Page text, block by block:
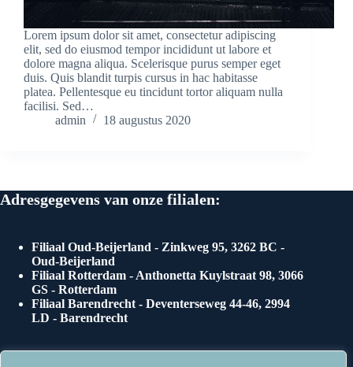
Lorem ipsum dolor sit amet, consectetur adipiscing
elit, sed do eiusmod tempor incididunt ut labore et
dolore magna aliqua. Scelerisque purus semper eget
duis. Quis blandit turpis cursus in hac habitasse
platea. Pellentesque eu tincidunt tortor aliquam nulla
facilisi. Sed…
admin
18 augustus 2020
Adresgegevens van onze filialen:
Filiaal Oud-Beijerland - Zinkweg 95, 3262 BC -
Oud-Beijerland
Filiaal Rotterdam - Anthonetta Kuylstraat 98, 3066
GS - Rotterdam
Filiaal Barendrecht - Deventerseweg 44-46, 2994
LD - Barendrecht